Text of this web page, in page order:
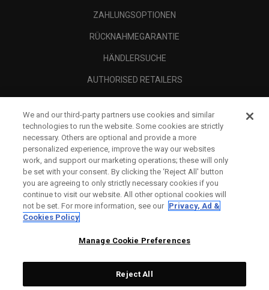
ZAHLUNGSOPTIONEN
RÜCKNAHMEGARANTIE
HÄNDLERSUCHE
AUTHORISED RETAILERS
UNTERNEHMENSPROFIL
RECHTLICHES-
We and our third-party partners use cookies and similar
technologies to run the website. Some cookies are strictly
necessary. Others are optional and provide a more
personalized experience, improve the way our websites
work, and support our marketing operations; these will only
be set with your consent. By clicking the ‘Reject All' button
you are agreeing to only strictly necessary cookies if you
continue to visit our website. All other optional cookies will
not be set. For more information, see our Privacy, Ad &
Cookies Policy
Manage Cookie Preferences
Reject All